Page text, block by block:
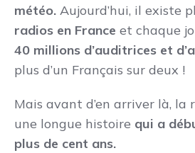
météo. Aujourd’hui, il existe
radios en France et chaque
40 millions d’auditrices et
plus d’un Français sur deux !
Mais avant d’en arriver là, la
une longue histoire qui a
plus de cent ans.